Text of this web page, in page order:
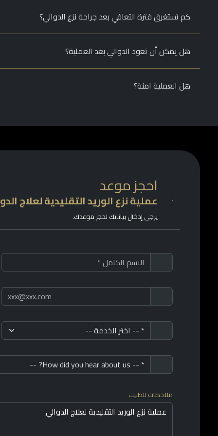
كم تستغرق فترة التعافي بعد جراحة نزع الدوالي؟
هل يمكن أن تعود الدوالي بعد العملية؟
هل العملية آمنة؟
احجز موعد
عملية نزع الوريد التقليدية لعلاج
يرجى إدخال بياناتك لحجز موعدك.
ملاحظات للطبيب